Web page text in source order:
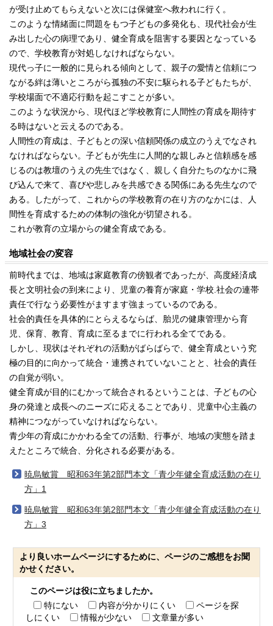
が受け止めてもらえないと次には保健室へ救われに行く。
このような情緒面に問題をもつ子どもの多発化も、現代社会が生
み出した心の病理であり、健全育成を阻害する要因となっている
ので、学校教育が対処しなければならない。
現代っ子に一般的に見られる傾向として、親子の愛情と信頼につ
ながる絆は薄いところがら孤独の不安に駆られる子どもたちが、
学校場面で不適応行動を起こすことが多い。
このような状況から、現代ほど学校教育に人間性の育成を期待す
る時はないと云えるのである。
人間性の育成は、子どもとの深い信頼関係の成立のうえでなされ
なければならない。子どもが先生に人間的な親しみと信頼感を感
じるのは教壇のうえの先生ではなく、親しく自分たちのなかに飛
び込んで来て、喜びや悲しみを共感できる関係にある先生なので
ある。したがって、これからの学校教育の在り方のなかには、人
間性を育成するための体制の強化が切望される。
これが教育の立場からの健全育成である。
地域社会の変容
前時代までは、地域は家庭教育の傍観者であったが、高度経済成
長と文明社会の到来により、児童の養育が家庭・学校.社会の連帯
責任で行なう必要性がますます強まっているのである。
社会的責任を具体的にとらえるならば、胎児の健康管理から育
児、保育、教育、育成に至るまでに行われる全てである。
しかし、現状はそれぞれの活動がばらばらで、健全育成という究
極の目的に向かって統合・連携されていないことと、社会的責任
の自覚が弱い。
健全育成が目的にむかって統合されるということは、子どもの心
身の発達と成長へのニーズに応えることであり、児童中心主義の
精神につながっていなければならない。
青少年の育成にかかわる全ての活動、行事が、地域の実態を踏ま
えたところで統合、分化される必要がある。
暁烏敏賞 昭和63年第2部門本文「青少年健全育成活動の在り
方」1
暁烏敏賞 昭和63年第2部門本文「青少年健全育成活動の在り
方」3
より良いホームページにするために、ページのご感想をお聞
かせください。
このページは役に立ちましたか。
特にない
内容が分かりにくい
ページを探
しにくい
情報が少ない 文章量が多い